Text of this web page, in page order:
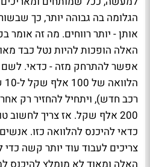
הגלומה בה גבוהה יותר, כך
אותן - יותר רווחים. מה זה
האלה הופכות להיות נטל כבד
אפשר להתרחק מזה - כדאי.
200 אלף שקל. אז צריך
כדאי להיכנס להלוואה כזו.
צריכים לעבוד עוד יותר קשה